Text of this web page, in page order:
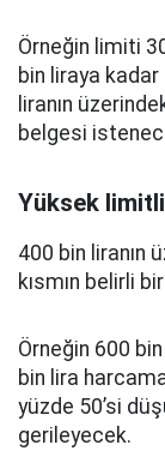
Örneğin limiti
bin liraya
liranın
belgesi
Yüksek
400 bin liranın
kısmın belirli
Örneğin 600
bin lira
yüzde 50’si
gerileyecek.